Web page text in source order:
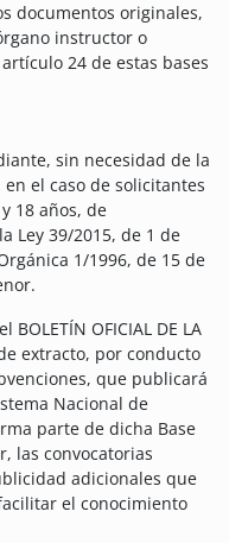
documentos originales,
instructor o
24 de estas bases
sin necesidad de la
el caso de solicitantes
18 años, de
Ley 39/2015, de 1 de
1/1996, de 15 de
OFICIAL DE LA
extracto, por conducto
que publicará
Nacional de
parte de dicha Base
las convocatorias
adicionales que
el conocimiento